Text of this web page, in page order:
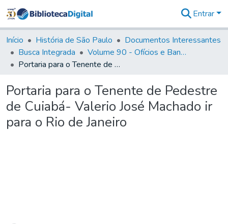
&
Coleções
Tudo na
Biblioteca
Estatísticas
Entrar
Início História de São Paulo
Documentos Interessantes
Busca Integrada
Volume 90 - Ofícios e Bandos do Capitão General, Conde de Palma, aos funcionários da Capitania (1814- 1817)
Portaria para o Tenente de Pedestre de Cuiabá- Valerio José Machado ir para o Rio de Janeiro
Portaria para o Tenente de Pedestre
de Cuiabá- Valerio José Machado ir
para o Rio de Janeiro